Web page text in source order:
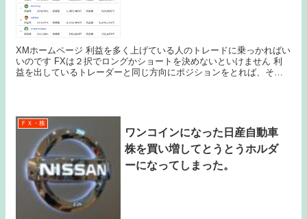
XMホームページ 利益を多く上げている人のトレードに乗っかればい
いのです FXは２択でロングかショートを決めないといけません 利
益を出しているトレーダーと同じ方向にポジションをとれば、そっ
ＦＸ・株
ワンコインになった日産自動車
株を買い増してとうとうホルダ
ーになってしまった。